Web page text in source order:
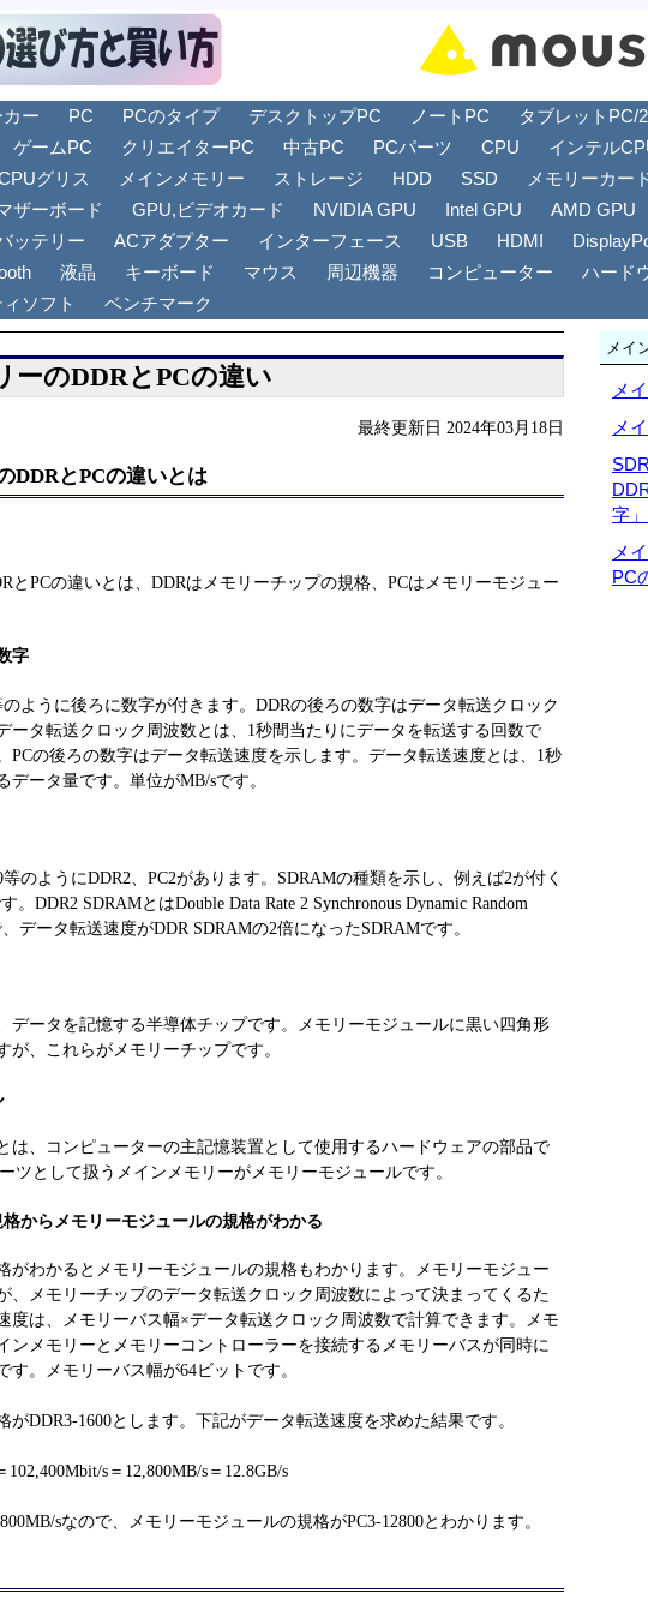
ー PC PCのタイプ デスクトップPC ノートPC タブレットPC/
ゲームPC クリエイターPC 中古PC PCパーツ CPU インテル
グリス メインメモリー ストレージ HDD SSD メモリーカー
ザーボード GPU,ビデオカード NVIDIA GPU Intel GPU AMD GPU
ッテリー ACアダプター インターフェース USB HDMI
液晶 キーボード マウス 周辺機器 コンピューター ハード
ソフト ベンチマーク
ーのDDRとPCの違い
最終更新日 2024年03月18日
DDRとPCの違いとは
とPCの違いとは、DDRはメモリーチップの規格、PCはメモリーモジュー
字
のように後ろに数字が付きます。DDRの後ろの数字はデータ転送クロック
ータ転送クロック周波数とは、1秒間当たりにデータを転送する回数で
PCの後ろの数字はデータ転送速度を示します。データ転送速度とは、1秒
データ量です。単位がMB/sです。
等のようにDDR2、PC2があります。SDRAMの種類を示し、例えば2が付く
。DDR2 SDRAMとはDouble Data Rate 2 Synchronous Dynamic Random
、データ転送速度がDDR SDRAMの2倍になったSDRAMです。
データを記憶する半導体チップです。メモリーモジュールに黒い四角形
が、これらがメモリーチップです。
は、コンピューターの主記憶装置として使用するハードウェアの部品で
ツとして扱うメインメモリーがメモリーモジュールです。
からメモリーモジュールの規格がわかる
がわかるとメモリーモジュールの規格もわかります。メモリーモジュー
、メモリーチップのデータ転送クロック周波数によって決まってくるた
度は、メモリーバス幅×データ転送クロック周波数で計算できます。メモ
ンメモリーとメモリーコントローラーを接続するメモリーバスが同時に
す。メモリーバス幅が64ビットです。
がDDR3-1600とします。下記がデータ転送速度を求めた結果です。
s＝12,800MB/s＝12.8GB/s
sなので、メモリーモジュールの規格がPC3-12800とわかります。
メイ
メ
メ
字
メ
PC